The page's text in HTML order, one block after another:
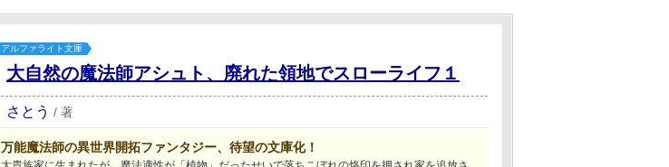
アルファライト文庫
大自然の魔法師アシュト、廃れた領地でスローライフ１
さとう / 著
万能魔法師の異世界開拓ファンタジー、待望の文庫化！